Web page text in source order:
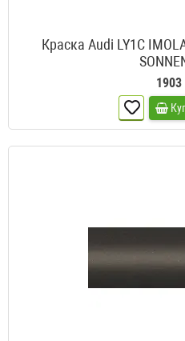
Краска Audi LY1C
1903